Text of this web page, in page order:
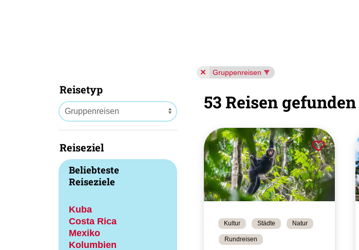
Reisetyp
Reiseziel
Beliebteste
Reiseziele
Kuba
Costa Rica
Mexiko
Kolumbien
Gruppenreisen
53 Reisen gefunden
Kultur Städte Natur
Rundreisen